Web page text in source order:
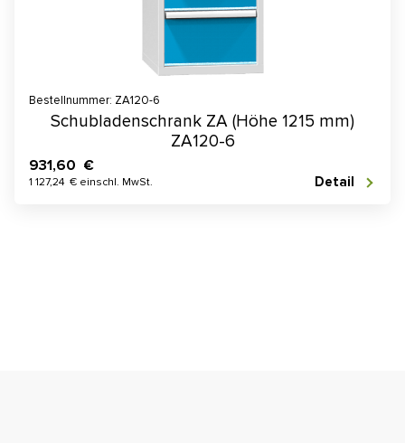
Bestellnummer: ZA120-6
Schubladenschrank ZA (Höhe 1215 mm)
ZA120-6
931,60 €
1 127,24 € einschl. MwSt. Detail